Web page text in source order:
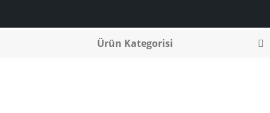
Ürün Kategorisi